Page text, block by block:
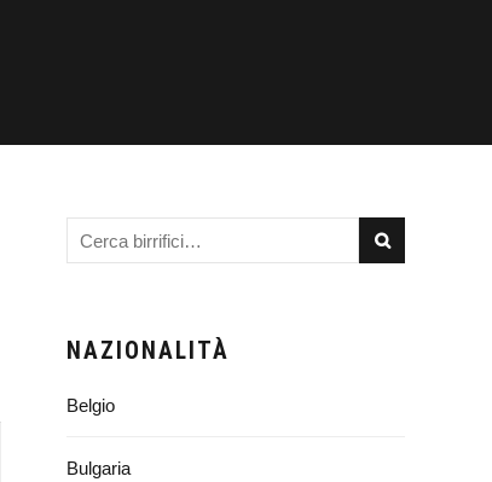
NAZIONALITÀ
Belgio
Bulgaria